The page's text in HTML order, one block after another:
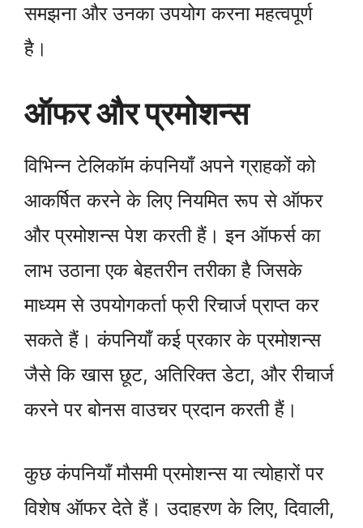
समझना और उनका उपयोग करना महत्वपूर्ण
है।
ऑफर और प्रमोशन्स
विभिन्न टेलिकॉम कंपनियाँ अपने ग्राहकों को
आकर्षित करने के लिए नियमित रूप से ऑफर
और प्रमोशन्स पेश करती हैं। इन ऑफर्स का
लाभ उठाना एक बेहतरीन तरीका है जिसके
माध्यम से उपयोगकर्ता फ्री रिचार्ज प्राप्त कर
सकते हैं। कंपनियाँ कई प्रकार के प्रमोशन्स
जैसे कि खास छूट, अतिरिक्त डेटा, और रीचार्ज
करने पर बोनस वाउचर प्रदान करती हैं।
कुछ कंपनियाँ मौसमी प्रमोशन्स या त्योहारों पर
विशेष ऑफर देते हैं। उदाहरण के लिए, दिवाली,